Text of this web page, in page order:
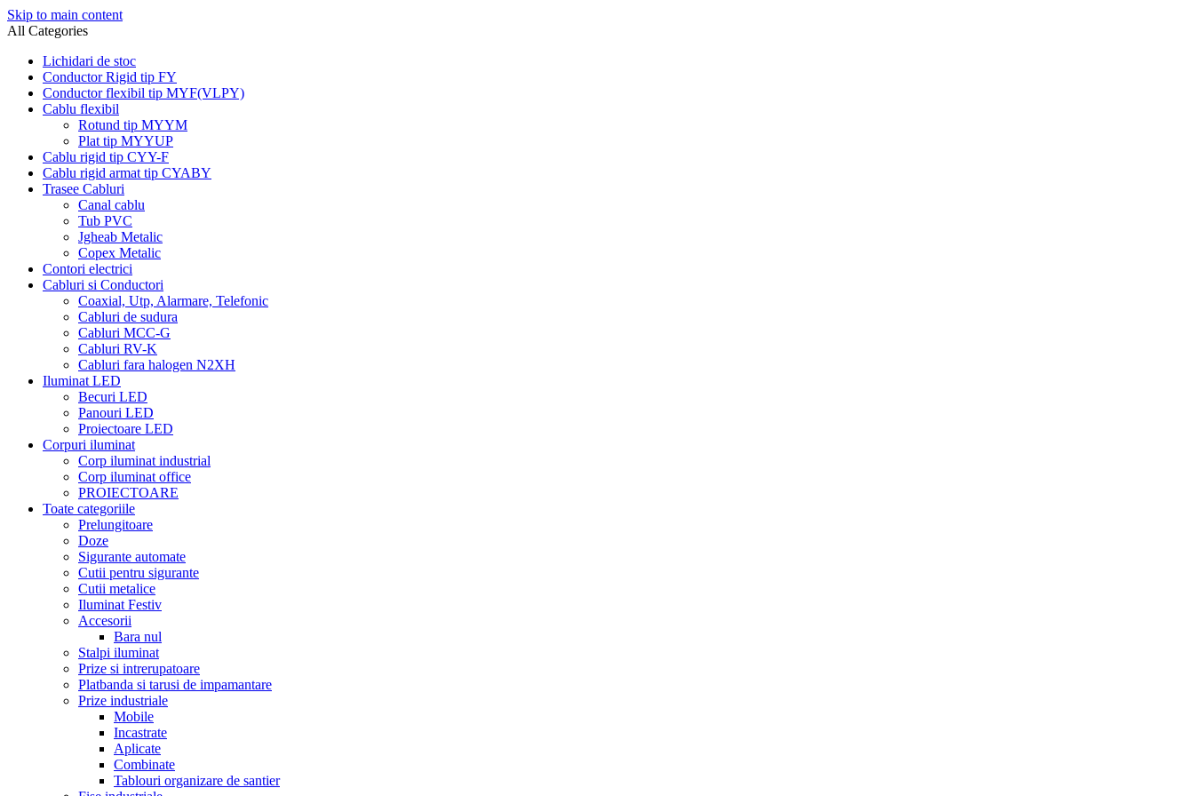
Skip to main content
All Categories
Lichidari de stoc
Conductor Rigid tip FY
Conductor flexibil tip MYF(VLPY)
Cablu flexibil
Rotund tip MYYM
Plat tip MYYUP
Cablu rigid tip CYY-F
Cablu rigid armat tip CYABY
Trasee Cabluri
Canal cablu
Tub PVC
Jgheab Metalic
Copex Metalic
Contori electrici
Cabluri si Conductori
Coaxial, Utp, Alarmare, Telefonic
Cabluri de sudura
Cabluri MCC-G
Cabluri RV-K
Cabluri fara halogen N2XH
Iluminat LED
Becuri LED
Panouri LED
Proiectoare LED
Corpuri iluminat
Corp iluminat industrial
Corp iluminat office
PROIECTOARE
Toate categoriile
Prelungitoare
Doze
Sigurante automate
Cutii pentru sigurante
Cutii metalice
Iluminat Festiv
Accesorii
Bara nul
Stalpi iluminat
Prize si intrerupatoare
Platbanda si tarusi de impamantare
Prize industriale
Mobile
Incastrate
Aplicate
Combinate
Tablouri organizare de santier